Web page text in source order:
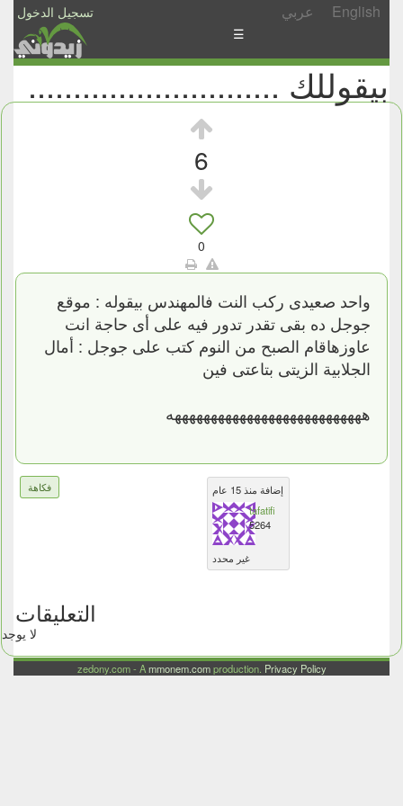
تسجيل الدخول عربي English
الأخبار
الأسئلة
☰
بيقوللك ............................
6
0
واحد صعيدى ركب النت فالمهندس بيقوله : موقع
جوجل ده بقى تقدر تدور فيه على أى حاجة انت
عاوزهاقام الصبح من النوم كتب على جوجل : أمال
الجلابية الزيتى بتاعتى فين
هههههههههههههههههههههههههههه
فكاهة
إضافة منذ 15 عام
tafatifi
5264
غير محدد
التعليقات
لا يوجد
zedony.com - Ammonem.comproduction. Privacy Policy